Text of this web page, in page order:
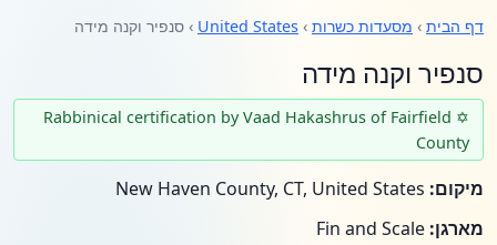
דף הבית › מסעדות כשרות ›
United States › סנפיר וקנה מידה
סנפיר וקנה מידה
✡ Rabbinical certification by Vaad Hakashrus of Fairfield
County
מיקום:
מארגן: